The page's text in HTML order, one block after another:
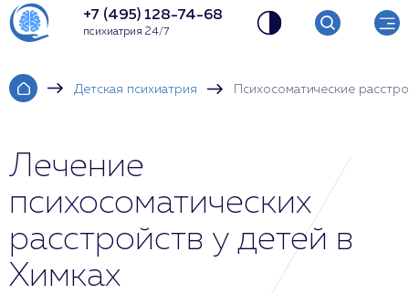
+7 (495) 128-74-68
психиатрия 24/7
Детская психиатрия Психосоматические
Лечение
психосоматических
расстройств у детей в
Химках